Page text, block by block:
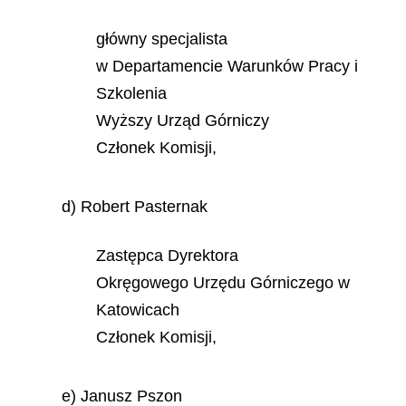
główny specjalista
w Departamencie Warunków Pracy i
Szkolenia
Wyższy Urząd Górniczy
Członek Komisji,
d) Robert Pasternak
Zastępca Dyrektora
Okręgowego Urzędu Górniczego w
Katowicach
Członek Komisji,
e) Janusz Pszon